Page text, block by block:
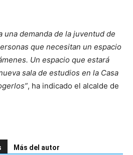
una demanda de la juventud de
que necesitan un espacio
Un espacio que estará
sala de estudios en la Casa
, ha indicado el alcalde de
Más del autor